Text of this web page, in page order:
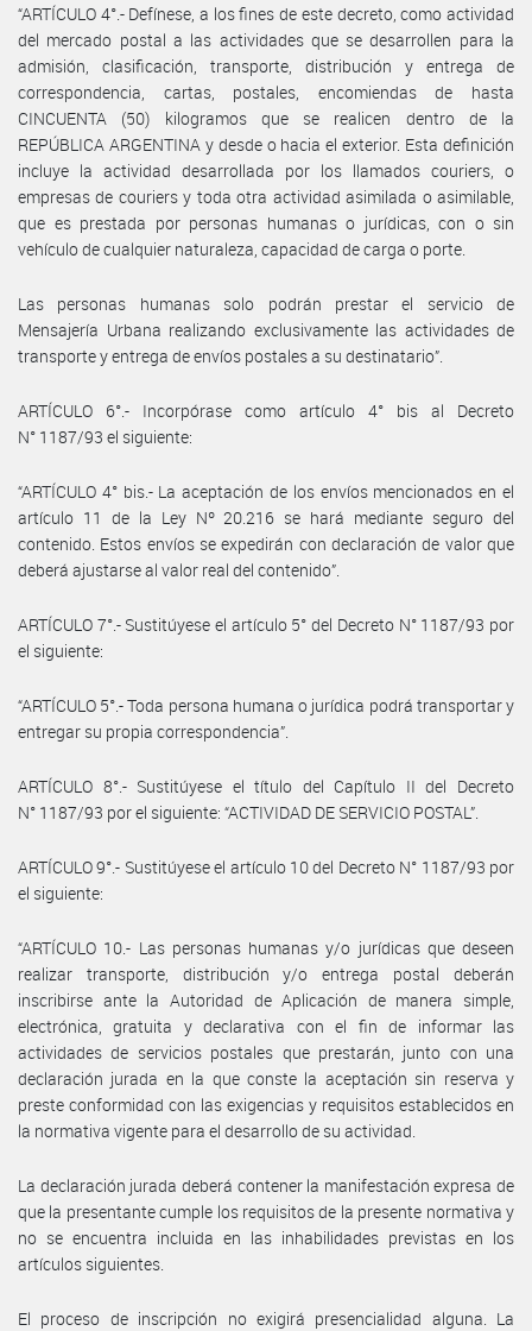
“ARTÍCULO 4°.- Defínese, a los fines de este decreto, como actividad
del mercado postal a las actividades que se desarrollen para la
admisión, clasificación, transporte, distribución y entrega de
correspondencia, cartas, postales, encomiendas de hasta
CINCUENTA (50) kilogramos que se realicen dentro de la
REPÚBLICA ARGENTINA y desde o hacia el exterior. Esta definición
incluye la actividad desarrollada por los llamados couriers, o
empresas de couriers y toda otra actividad asimilada o asimilable,
que es prestada por personas humanas o jurídicas, con o sin
vehículo de cualquier naturaleza, capacidad de carga o porte.
Las personas humanas solo podrán prestar el servicio de
Mensajería Urbana realizando exclusivamente las actividades de
transporte y entrega de envíos postales a su destinatario”.
ARTÍCULO 6°.- Incorpórase como artículo 4° bis al Decreto
N° 1187/93 el siguiente:
“ARTÍCULO 4° bis.- La aceptación de los envíos mencionados en el
artículo 11 de la Ley Nº 20.216 se hará mediante seguro del
contenido. Estos envíos se expedirán con declaración de valor que
deberá ajustarse al valor real del contenido”.
ARTÍCULO 7°.- Sustitúyese el artículo 5° del Decreto N° 1187/93 por
el siguiente:
“ARTÍCULO 5°.- Toda persona humana o jurídica podrá transportar y
entregar su propia correspondencia”.
ARTÍCULO 8°.- Sustitúyese el título del Capítulo II del Decreto
N° 1187/93 por el siguiente: “ACTIVIDAD DE SERVICIO POSTAL”.
ARTÍCULO 9°.- Sustitúyese el artículo 10 del Decreto N° 1187/93 por
el siguiente:
“ARTÍCULO 10.- Las personas humanas y/o jurídicas que deseen
realizar transporte, distribución y/o entrega postal deberán
inscribirse ante la Autoridad de Aplicación de manera simple,
electrónica, gratuita y declarativa con el fin de informar las
actividades de servicios postales que prestarán, junto con una
declaración jurada en la que conste la aceptación sin reserva y
preste conformidad con las exigencias y requisitos establecidos en
la normativa vigente para el desarrollo de su actividad.
La declaración jurada deberá contener la manifestación expresa de
que la presentante cumple los requisitos de la presente normativa y
no se encuentra incluida en las inhabilidades previstas en los
artículos siguientes.
El proceso de inscripción no exigirá presencialidad alguna. La